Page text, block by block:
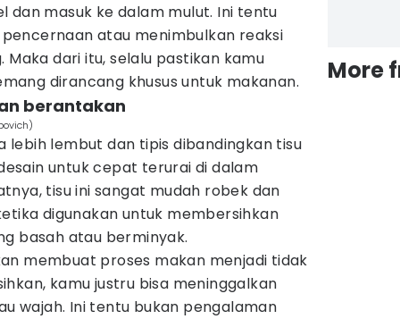
dan masuk ke dalam mulut. Ini tentu
atau menimbulkan reaksi
dari itu, selalu pastikan kamu
dirancang khusus untuk makanan.
berantakan
lebih lembut dan tipis dibandingkan tisu
untuk cepat terurai di dalam
tisu ini sangat mudah robek dan
digunakan untuk membersihkan
basah atau berminyak.
membuat proses makan menjadi tidak
kamu justru bisa meninggalkan
wajah. Ini tentu bukan pengalaman
More